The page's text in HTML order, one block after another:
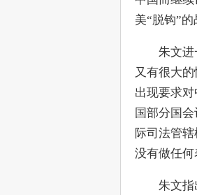
美“脱钩”的
朱文进一
又有很大
出现要求
国部分国
际司法管
没有做任何
朱文指出